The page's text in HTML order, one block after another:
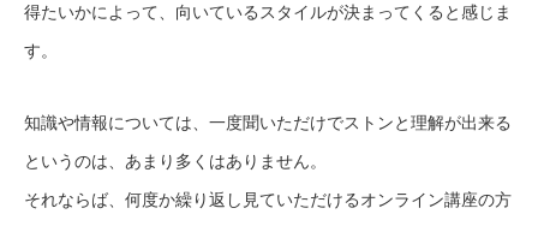
得たいかによって、向いているスタイルが決まってくると感じま
す。
知識や情報については、一度聞いただけでストンと理解が出来る
というのは、あまり多くはありません。
それならば、何度か繰り返し見ていただけるオンライン講座の方